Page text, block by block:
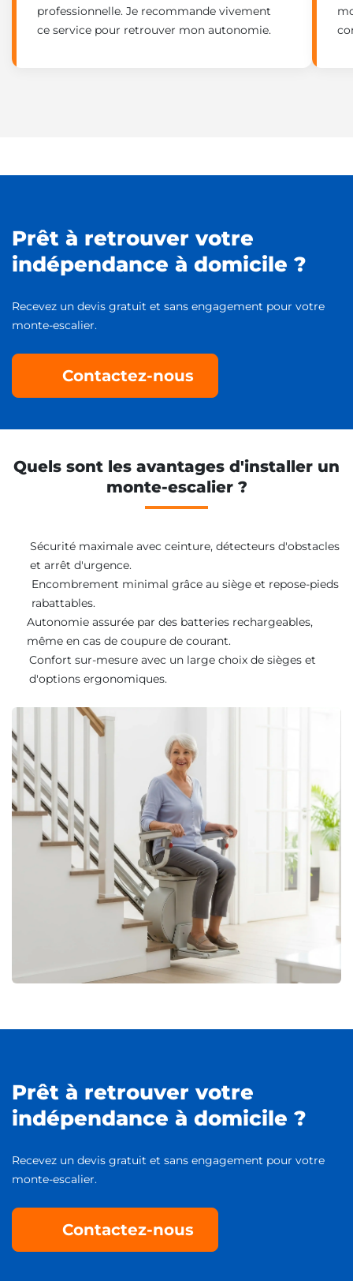
professionnelle. Je recommande vivement
ce service pour retrouver mon autonomie.
Prêt à retrouver votre
indépendance à domicile ?
Recevez un devis gratuit et sans engagement pour votre
monte-escalier.
Contactez-nous
Quels sont les avantages d'installer un
monte-escalier ?
Sécurité maximale avec ceinture, détecteurs d'obstacles
et arrêt d'urgence.
Encombrement minimal grâce au siège et repose-pieds
rabattables.
Autonomie assurée par des batteries rechargeables,
même en cas de coupure de courant.
Confort sur-mesure avec un large choix de sièges et
d'options ergonomiques.
Prêt à retrouver votre
indépendance à domicile ?
Recevez un devis gratuit et sans engagement pour votre
monte-escalier.
Contactez-nous